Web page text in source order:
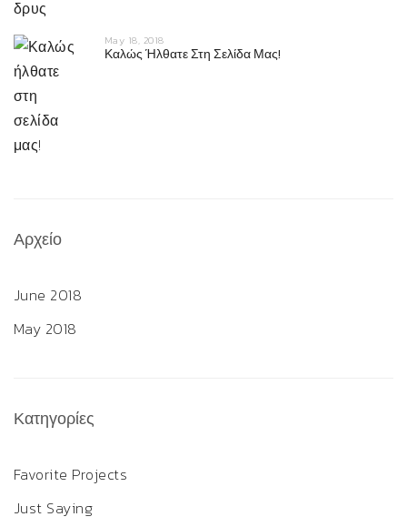
May 18, 2018
Καλώς Ήλθατε Στη Σελίδα Μας!
Αρχείο
June 2018
May 2018
Κατηγορίες
Favorite Projects
Just Saying